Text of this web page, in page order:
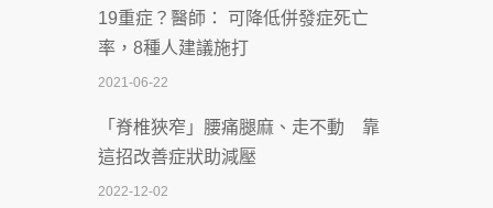
一手刮」】 宣導
2026-07-02
2026-07-02
4連霸議員黃秋澤癌逝！食道癌為何奪命
19重症？醫師： 可降低併發症死亡
率，8種人建議施打
2021-06-22
「脊椎狹窄」腰痛腿麻、走不動 靠
這招改善症狀助減壓
2022-12-02